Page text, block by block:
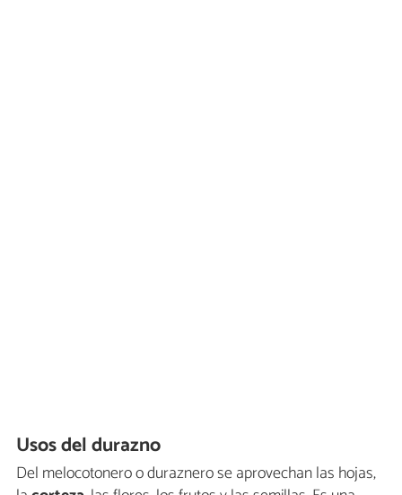
Usos del durazno
Del melocotonero o duraznero se aprovechan las hojas,